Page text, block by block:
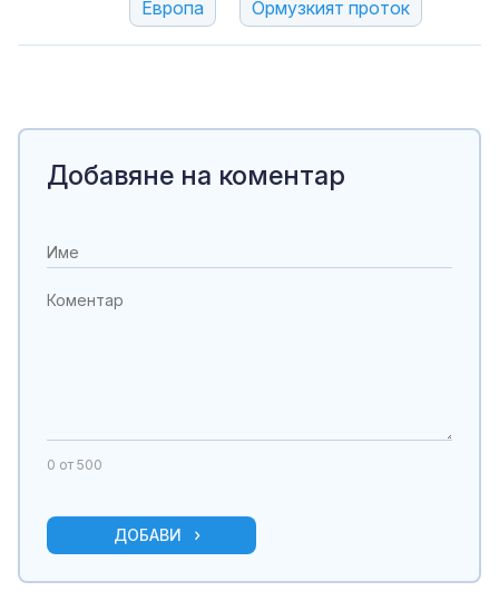
Европа Ормузкият проток
Добавяне на коментар
0 от 500
ДОБАВИ